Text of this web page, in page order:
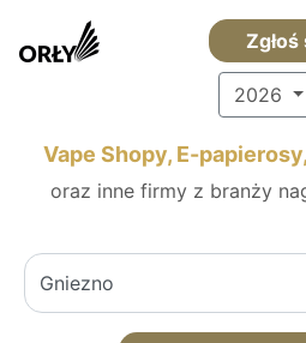
Zgłoś
2026
Vape Shopy, E-
oraz inne firmy z branży